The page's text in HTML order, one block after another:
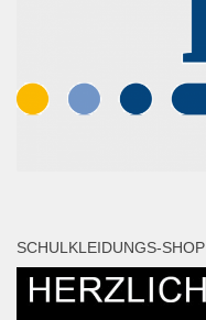
SCHULKLEIDUNGS-SHOP